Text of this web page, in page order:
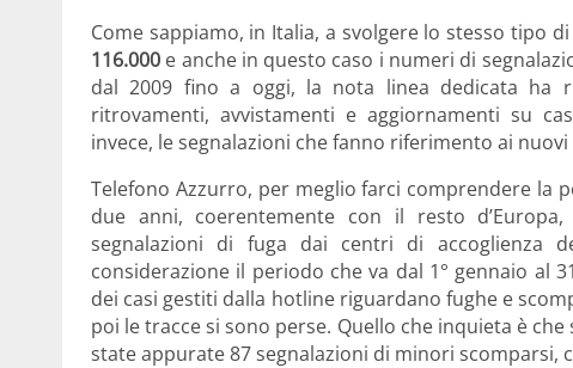
Come sappiamo, in Italia, a svolgere lo stesso tipo
116.000 e anche in questo caso i numeri di
dal 2009 fino a oggi, la nota linea dedicata ha
ritrovamenti, avvistamenti e aggiornamenti su
invece, le segnalazioni che fanno riferimento ai
Telefono Azzurro, per meglio farci comprendere la
due anni, coerentemente con il resto
segnalazioni di fuga dai centri di accoglienza
considerazione il periodo che va dal 1° gennaio al
dei casi gestiti dalla hotline riguardano fughe e
poi le tracce si sono perse. Quello che inquieta è
state appurate 87 segnalazioni di minori scomparsi,